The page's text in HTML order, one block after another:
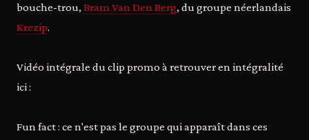
bouche-trou, Bram Van Den Berg, du groupe néerlandais
Krezip.
Vidéo intégrale du clip promo à retrouver en intégralité
ici :
Fun fact : ce n'est pas le groupe qui apparaît dans ces